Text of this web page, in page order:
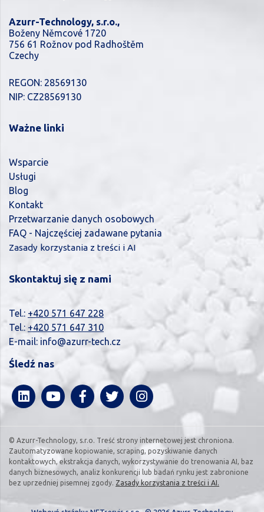
Azurr-Technology, s.r.o.,
Boženy Němcové 1720
756 61 Rožnov pod Radhoštěm
Czechy
REGON: 28569130
NIP: CZ28569130
Ważne linki
Wsparcie
Usługi
Blog
Kontakt
Przetwarzanie danych osobowych
FAQ - Najczęściej zadawane pytania
Zasady korzystania z treści i AI
Skontaktuj się z nami
Tel.: +420 571 647 228
Tel.: +420 571 647 310
E-mail: info@azurr-tech.cz
Śledź nas
© Azurr-Technology, s.r.o. Treść strony internetowej jest chroniona.
Zautomatyzowane kopiowanie, scraping, pozyskiwanie danych
kontaktowych, ekstrakcja danych, wykorzystywanie do trenowania AI, baz
danych biznesowych, analiz konkurencji lub badań rynku jest zabronione
bez uprzedniej pisemnej zgody. Zasady korzystania z treści i AI.